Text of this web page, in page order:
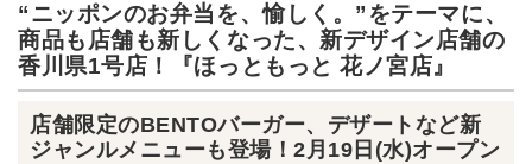
“ニッポンのお弁当を、愉しく。”をテーマに、
商品も店舗も新しくなった、新デザイン店舗の
香川県1号店！『ほっともっと 花ノ宮店』
店舗限定のBENTOバーガー、デザートなど新
ジャンルメニューも登場！2月19日(水)オープン